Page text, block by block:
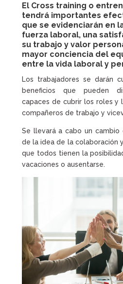
El Cross training o
tendrá importantes
que se evidenciarán en
fuerza laboral, una
su trabajo y valor
mayor conciencia del
entre la vida laboral y
Los trabajadores se darán
beneficios que pueden
capaces de cubrir los roles y
compañeros de trabajo y
Se llevará a cabo un cambio
de la idea de la colaboración
que todos tienen la
vacaciones o ausentarse.